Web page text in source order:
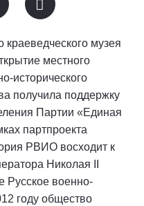
музея
местного
исторического
получила поддержку
Партии «Единая
партпроекта
РВИО восходит к
Николая II
Русское военно-
году общество